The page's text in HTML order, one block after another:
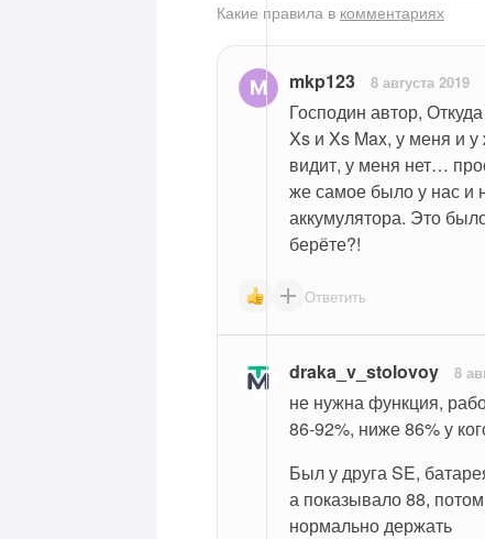
Какие правила в комментариях
mkp123 8 августа 2019
Господин автор,
Xs и Xs Max, у меня и
видит, у меня нет…
же самое было у нас и
аккумулятора. Это
берёте?!
Ответить
draka_v_stolovoy 8
не нужна функция,
86-92%, ниже 86% у
Был у друга SE,
а показывало 88,
нормально держать